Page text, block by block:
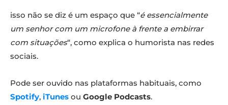
isso não se diz é um espaço que “é essencialmente
um senhor com um microfone à frente a embirrar
com situações“, como explica o humorista nas redes
sociais.
Pode ser ouvido nas plataformas habituais, como
Spotify, iTunes ou Google Podcasts.